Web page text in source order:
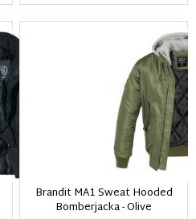
Brandit MA1 Sweat Hooded
Bomberjacka - Olive